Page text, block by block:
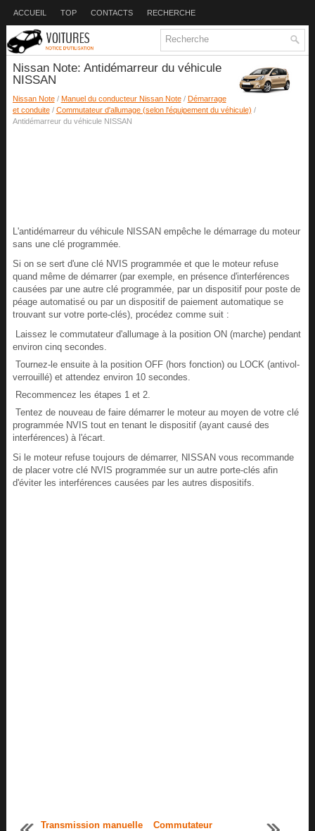
ACCUEIL TOP CONTACTS RECHERCHE
Nissan Note: Antidémarreur du véhicule
NISSAN
Nissan Note/ Manuel du conducteur Nissan Note/ Démarrage
et conduite/ Commutateur d'allumage (selon l'équipement du véhicule) /
Antidémarreur du véhicule NISSAN
L'antidémarreur du véhicule NISSAN empêche le démarrage du moteur
sans une clé programmée.
Si on se sert d'une clé NVIS programmée et que le moteur refuse
quand même de démarrer (par exemple, en présence d'interférences
causées par une autre clé programmée, par un dispositif pour poste de
péage automatisé ou par un dispositif de paiement automatique se
trouvant sur votre porte-clés), procédez comme suit :
Laissez le commutateur d'allumage à la position ON (marche) pendant
environ cinq secondes.
Tournez-le ensuite à la position OFF (hors fonction) ou LOCK (antivol-
verrouillé) et attendez environ 10 secondes.
Recommencez les étapes 1 et 2.
Tentez de nouveau de faire démarrer le moteur au moyen de votre clé
programmée NVIS tout en tenant le dispositif (ayant causé des
interférences) à l'écart.
Si le moteur refuse toujours de démarrer, NISSAN vous recommande
de placer votre clé NVIS programmée sur un autre porte-clés afin
d'éviter les interférences causées par les autres dispositifs.
Transmission manuelle
Commutateur